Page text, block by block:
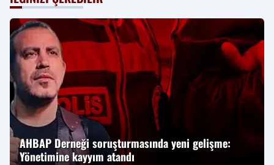
AHBAP Derneği soruşturmasında yeni gelişme:
Yönetimine kayyım atandı